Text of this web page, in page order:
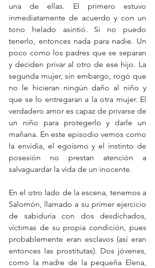
una de ellas. El primero estuvo
inmediatamente de acuerdo y con un
tono helado asintió. Si no puedo
tenerlo, entonces nada para nadie. Un
poco como los padres que se separan
y deciden privar al otro de ese hijo. La
segunda mujer, sin embargo, rogó que
no le hicieran ningún daño al niño y
que se lo entregaran a la otra mujer. El
verdadero amor es capaz de privarse de
un niño para protegerlo y darle un
mañana. En este episodio vemos como
la envidia, el egoísmo y el instinto de
posesión no prestan atención a
salvaguardar la vida de un inocente.
En el otro lado de la escena, tenemos a
Salomón, llamado a su primer ejercicio
de sabiduría con dos desdichados,
víctimas de su propia condición, pues
probablemente eran esclavos (así eran
entonces las prostitutas). Dos jóvenes,
como la madre de la pequeña Elena,